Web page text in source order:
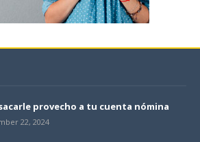
provecho a tu cuenta nómina
22, 2024